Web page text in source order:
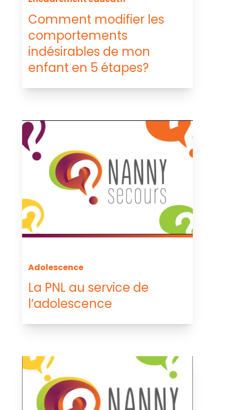
Comment modifier les
comportements
indésirables de mon
enfant en 5 étapes?
Adolescence
La PNL au service de
l’adolescence